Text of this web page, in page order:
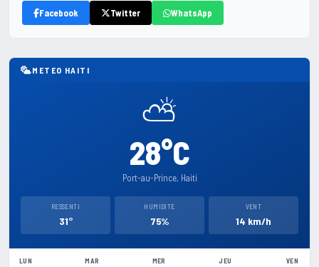
Facebook Twitter WhatsApp
METEO HAITI
⛅
28°C
Port-au-Prince, Haiti
RESSENTI
31°
HUMIDITE
75%
VENT
14 km/h
LUN MAR MER JEU VEN